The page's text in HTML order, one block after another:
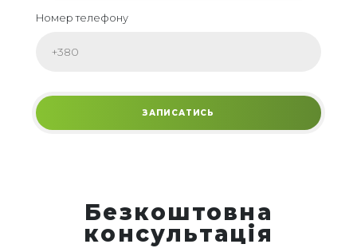
Номер телефону
Безкоштовна
консультація